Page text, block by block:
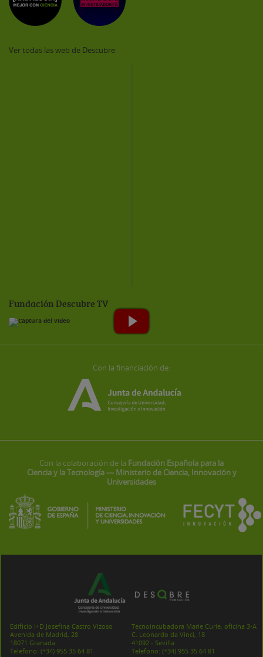
Ver todas las web de Descubre
Fundación Descubre TV
Con la financiación de:
Con la colaboración de la Fundación Española para la
Ciencia y la Tecnología — Ministerio de Ciencia, Innovación y
Universidades
Edificio I+D Josefina Castro Vizoso
Avenida de Madrid, 28
18071 Granada
Teléfono: (+34) 955 35 64 81
Tecnoincubadora Marie Curie, oficina 3-A
C. Leonardo da Vinci, 18
41092 - Sevilla
Teléfono: (+34) 955 35 64 81